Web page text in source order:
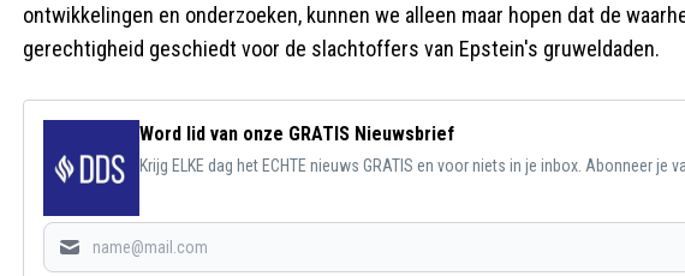
ontwikkelingen en onderzoeken, kunnen we alleen maar hopen dat de
gerechtigheid geschiedt voor de slachtoffers van Epstein's gruweldaden.
Word lid van onze GRATIS Nieuwsbrief
Krijg ELKE dag het ECHTE nieuws GRATIS en voor niets in je inbox. Abonneer je